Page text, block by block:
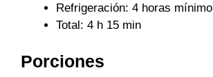
Refrigeración: 4 horas mínimo
Total: 4 h 15 min
Porciones